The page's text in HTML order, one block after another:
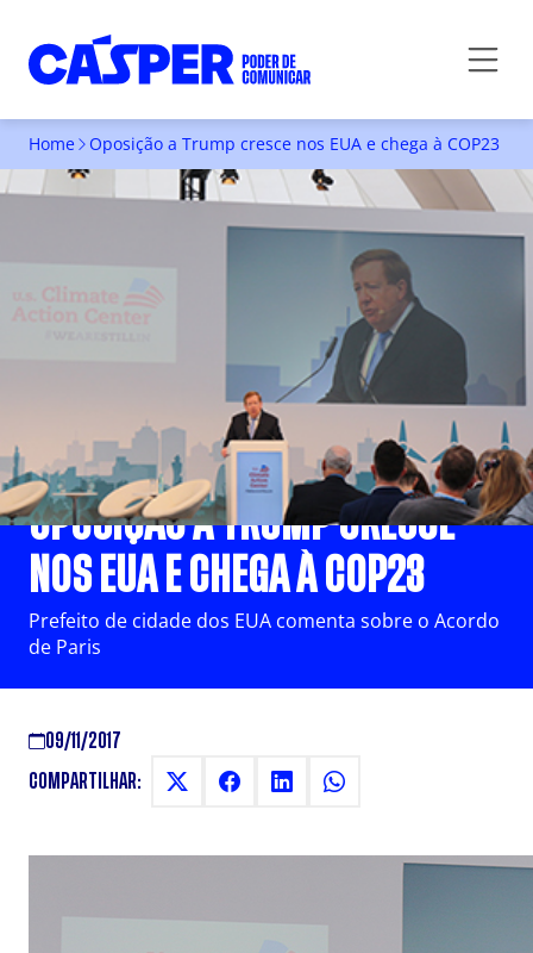
Home Oposição a Trump cresce nos EUA e chega à COP23
OPOSIÇÃO A TRUMP CRESCE
NOS EUA E CHEGA À COP23
Prefeito de cidade dos EUA comenta sobre o Acordo
de Paris
09/11/2017
COMPARTILHAR: